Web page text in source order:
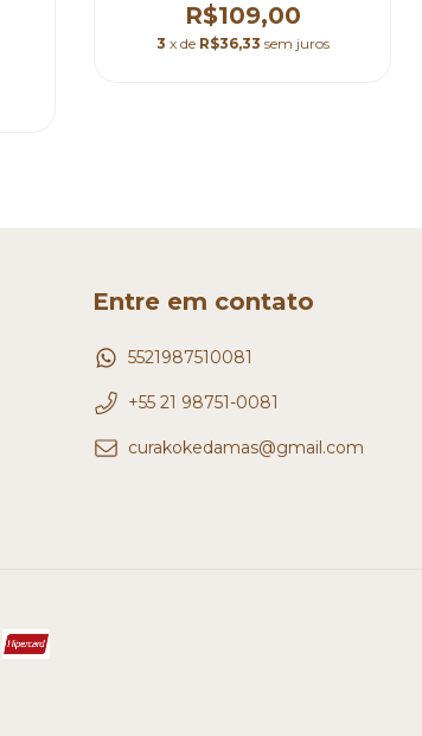
R$109,00
3 x de R$36,33 sem juros
Entre em contato
5521987510081
+55 21 98751-0081
curakokedamas@gmail.com